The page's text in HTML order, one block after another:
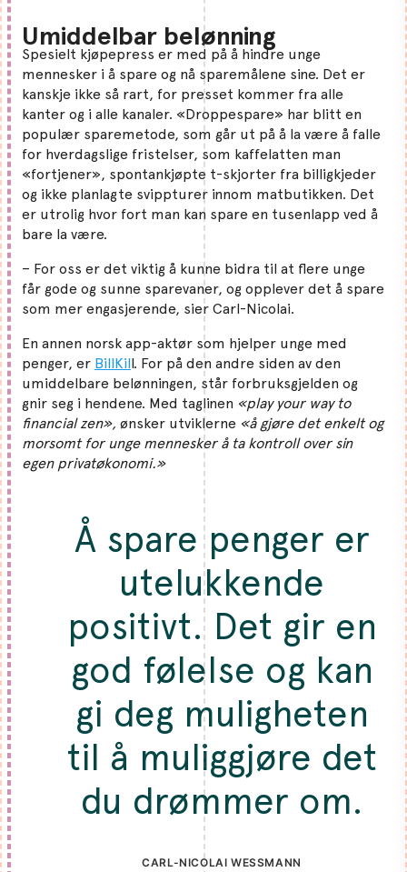
Umiddelbar belønning
Spesielt kjøpepress er med på å hindre unge
mennesker i å spare og nå sparemålene sine. Det er
kanskje ikke så rart, for presset kommer fra alle
kanter og i alle kanaler. «Droppespare» har blitt en
populær sparemetode, som går ut på å la være å falle
for hverdagslige fristelser, som kaffelatten man
«fortjener», spontankjøpte t-skjorter fra billigkjeder
og ikke planlagte svippturer innom matbutikken. Det
er utrolig hvor fort man kan spare en tusenlapp ved å
bare la være.
– For oss er det viktig å kunne bidra til at flere unge
får gode og sunne sparevaner, og opplever det å spare
som mer engasjerende, sier Carl-Nicolai.
En annen norsk app-aktør som hjelper unge med
penger, er BillKill. For på den andre siden av den
umiddelbare belønningen, står forbruksgjelden og
gnir seg i hendene. Med taglinen «play your way to
financial zen», ønsker utviklerne «å gjøre det enkelt og
morsomt for unge mennesker å ta kontroll over sin
egen privatøkonomi.»
Å spare penger er
utelukkende
positivt. Det gir en
god følelse og kan
gi deg muligheten
til å muliggjøre det
du drømmer om.
CARL-NICOLAI WESSMANN